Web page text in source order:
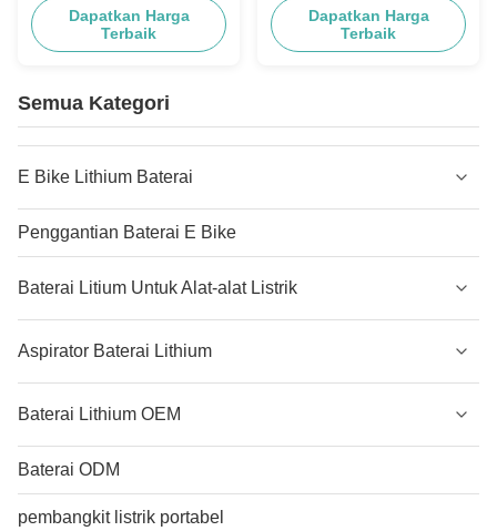
Aps BateraiDapatkan Harga
Terbaik
Roomba Robot
Dapatkan Harga
Terbaik
Semua Kategori
E Bike Lithium Baterai
Penggantian Baterai E Bike
Baterai Litium Untuk Alat-alat Listrik
Aspirator Baterai Lithium
Baterai Lithium OEM
Baterai ODM
pembangkit listrik portabel